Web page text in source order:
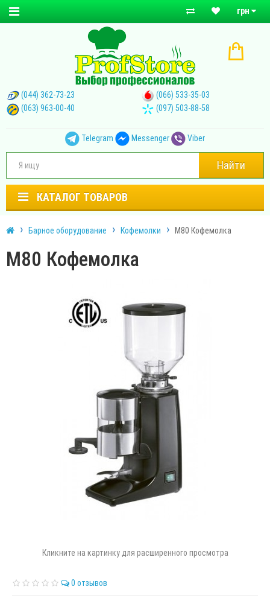
грн
(044) 362-73-23
(066) 533-35-03
(063) 963-00-40
(097) 503-88-58
Telegram Messenger Viber
Найти
КАТАЛОГ ТОВАРОВ
Барное оборудование Кофемолки М80 Кофемолка
М80 Кофемолка
Кликните на картинку для расширенного просмотра
0 отзывов